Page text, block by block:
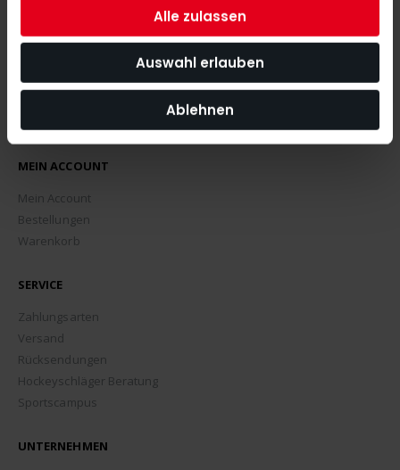
Alle zulassen
Auswahl erlauben
Ablehnen
MEIN ACCOUNT
Mein Account
Bestellungen
Warenkorb
SERVICE
Zahlungsarten
Versand
Rücksendungen
Hockeyschläger Beratung
Sportscampus
UNTERNEHMEN